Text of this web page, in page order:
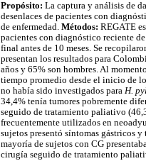
Propósito: La captura y análisis de
desenlaces de pacientes con
de enfermedad. Métodos: REGATE
pacientes con diagnóstico reciente
final antes de 10 meses. Se
presentan los resultados para
años y 65% son hombres. Al
tiempo promedio desde el inicio de
no había sido investigados para H.
34,4% tenía tumores pobremente
seguido de tratamiento paliativo
frecuentemente utilizados en
sujetos presentó síntomas gástricos
mayoría de sujetos con CG
cirugía seguido de tratamiento